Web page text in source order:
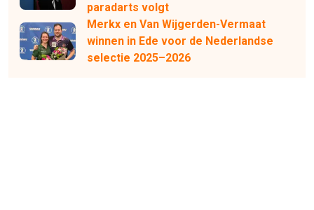
paradarts volgt
Merkx en Van Wijgerden-Vermaat
winnen in Ede voor de Nederlandse
selectie 2025–2026